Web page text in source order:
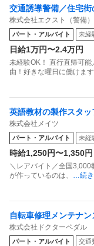
交通誘導警備／住宅
いから楽々／平均作業
株式会社エクスト（警備）
パート・アルバイト 未経
日給1万円〜2.4万円
未経験OK！ 直行直帰可
由！好きな曜日に働けます
英語教材の製作スタ
り／時給1250円～／
株式会社メイツ
パート・アルバイト 未経
時給1,250円〜1,350円
＼レアバイト／全国3,000教
が作っているのは、 …続き
自転車修理メンテナ
接客なし
株式会社ドクターペダル
パート・アルバイト 交通